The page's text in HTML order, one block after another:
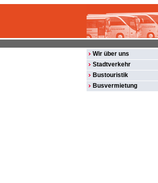
Wir über uns
Stadtverkehr
Bustouristik
Busvermietung